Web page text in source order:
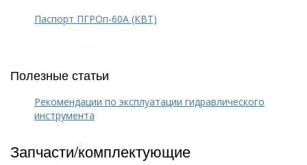
Паспорт ПГРОп-60А (КВТ)
Полезные статьи
Рекомендации по эксплуатации гидравлического
инструмента
Запчасти/комплектующие